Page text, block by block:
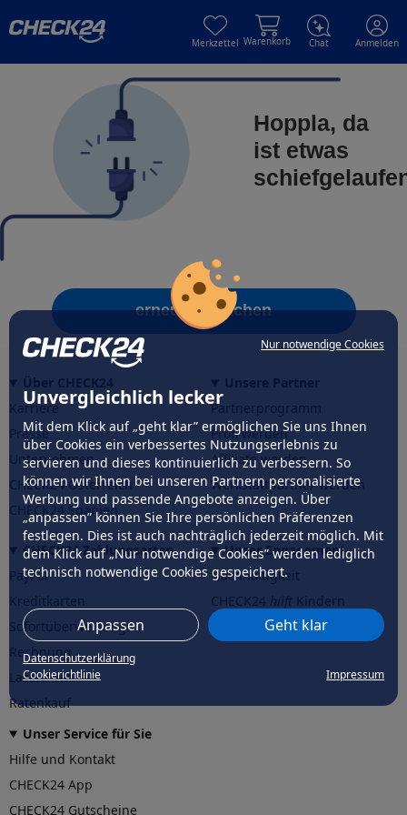
Nur notwendige Cookies
Unvergleichlich lecker
Mit dem Klick auf „geht klar” ermöglichen Sie uns Ihnen
über Cookies ein verbessertes Nutzungserlebnis zu
servieren und dieses kontinuierlich zu verbessern. So
können wir Ihnen bei unseren Partnern personalisierte
Werbung und passende Angebote anzeigen. Über
„anpassen” können Sie Ihre persönlichen Präferenzen
festlegen. Dies ist auch nachträglich jederzeit möglich. Mit
dem Klick auf „Nur notwendige Cookies” werden lediglich
technisch notwendige Cookies gespeichert.
Anpassen Geht klar
Datenschutzerklärung
Cookierichtlinie
Impressum
Merkzettel Warenkorb Chat Anmelden
Hoppla, da
ist etwas
erneut versuchen
Karriere
Presse
Unternehmen
CHECK24 Österreich
CHECK24 Spanien
Partnerprogramm
Profi werden
Affiliate werden
Werkstattpartner werden
CHECK24 Zahlungsarten
PayPal
Sofortüberweisung
Rechnung
Lastschrift
Ratenkauf
Unser Engagement
Nachhaltigkeit
CHECK24hilftder Natur
Unser Service für Sie
Hilfe und Kontakt
CHECK24 App
CHECK24 Gutscheine